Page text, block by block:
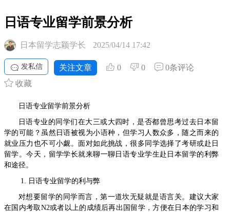
日语专业留学前景分析
日本留学志颖学长 2025/04/14 17:42
发私信 关注文章 0 0
0条评论
收藏
日语专业留学前景分析
日语专业的同学们在大三或大四时，是否都曾思考过去日本留
学的可能？虽然日语被视为小语种，但学习人数众多，随之而来的
就业压力也不可小觑。面对如此挑战，很多同学选择了考研或赴日
留学。今天，留学学长就来聊一聊日语专业学生赴日本留学的利弊
和途径。
1. 日语专业留学的利与弊
对想要留学的同学而言，第一道坎无疑就是语言关。建议大家
在国内考取N2或者以上的成绩后再出国留学，方便在日本的学习和